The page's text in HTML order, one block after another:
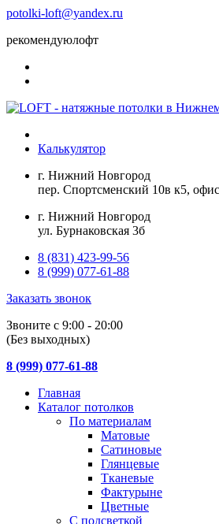
potolki-loft@yandex.ru
рекомендуюлофт
Калькулятор
г. Нижний Новгород
пер. Спортсменский 10в к5,
г. Нижний Новгород
ул. Бурнаковская 3б
8 (831) 423-99-56
8 (999) 077-61-88
Заказать звонок
Звоните с 9:00 - 20:00
(Без выходных)
8 (999) 077-61-88
Главная
Каталог потолков
По материалам
Матовые
Сатиновые
Глянцевые
Тканевые
Фактурыне
Цветные
С подсветкой